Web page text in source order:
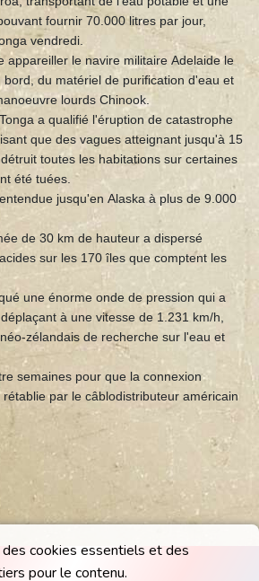
cookies essentiels et des
pour le contenu.
fournir 70.000 litres par jour,
vendredi.
appareiller le navire militaire Adelaide le
du matériel de purification d'eau et
lourds Chinook.
a qualifié l'éruption de catastrophe
que des vagues atteignant jusqu'à 15
toutes les habitations sur certaines
été tuées.
jusqu'en Alaska à plus de 9.000
de 30 km de hauteur a dispersé
sur les 170 îles que comptent les
une énorme onde de pression qui a
à une vitesse de 1.231 km/h,
zélandais de recherche sur l'eau et
semaines pour que la connexion
par le câblodistributeur américain